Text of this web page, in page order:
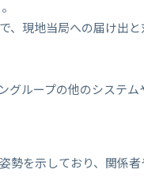
、現地当局への届け出と
グループの他のシステム
勢を示しており、関係